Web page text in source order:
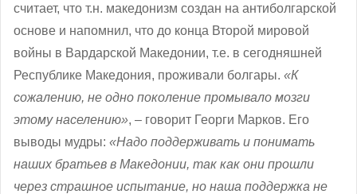
считает, что т.н. македонизм создан на антиболгарской
основе и напомнил, что до конца Второй мировой
войны в Вардарской Македонии, т.е. в сегодняшней
Республике Македония, проживали болгары. «К
сожалению, не одно поколение промывало мозги
этому населению», – говорит Георги Марков. Его
выводы мудры: «Надо поддерживать и понимать
наших братьев в Македонии, так как они прошли
через страшное испытание, но наша поддержка не